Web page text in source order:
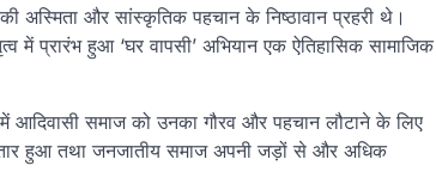
अस्मिता और सांस्कृतिक पहचान के निष्ठावान प्रहरी थे।
प्रारंभ हुआ ‘घर वापसी’ अभियान एक ऐतिहासिक सामाजिक
समाज को उनका गौरव और पहचान लौटाने के लिए
हुआ तथा जनजातीय समाज अपनी जड़ों से और अधिक